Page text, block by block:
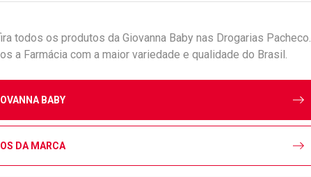
todos os produtos da Giovanna Baby nas Drogarias Pacheco.
a Farmácia com a maior variedade e qualidade do Brasil.
BABY
DA MARCA